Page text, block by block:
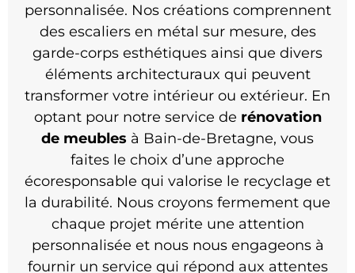
personnalisée. Nos créations comprennent
des escaliers en métal sur mesure, des
garde-corps esthétiques ainsi que divers
éléments architecturaux qui peuvent
transformer votre intérieur ou extérieur. En
optant pour notre service de rénovation
de meubles à Bain-de-Bretagne, vous
faites le choix d’une approche
écoresponsable qui valorise le recyclage et
la durabilité. Nous croyons fermement que
chaque projet mérite une attention
personnalisée et nous nous engageons à
fournir un service qui répond aux attentes